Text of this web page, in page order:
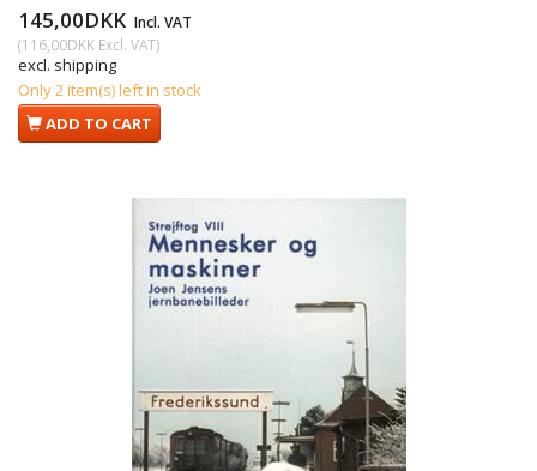
145,00DKK Incl. VAT
(116,00DKK Excl. VAT)
excl. shipping
Only 2 item(s) left in stock
ADD TO CART